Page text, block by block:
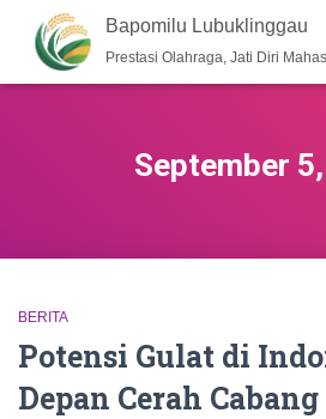
Bapomilu Lubuklinggau
Prestasi Olahraga, Jati Diri
September
BERITA
Potensi Gulat di
Depan Cerah